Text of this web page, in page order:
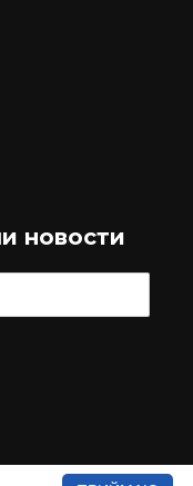
новости